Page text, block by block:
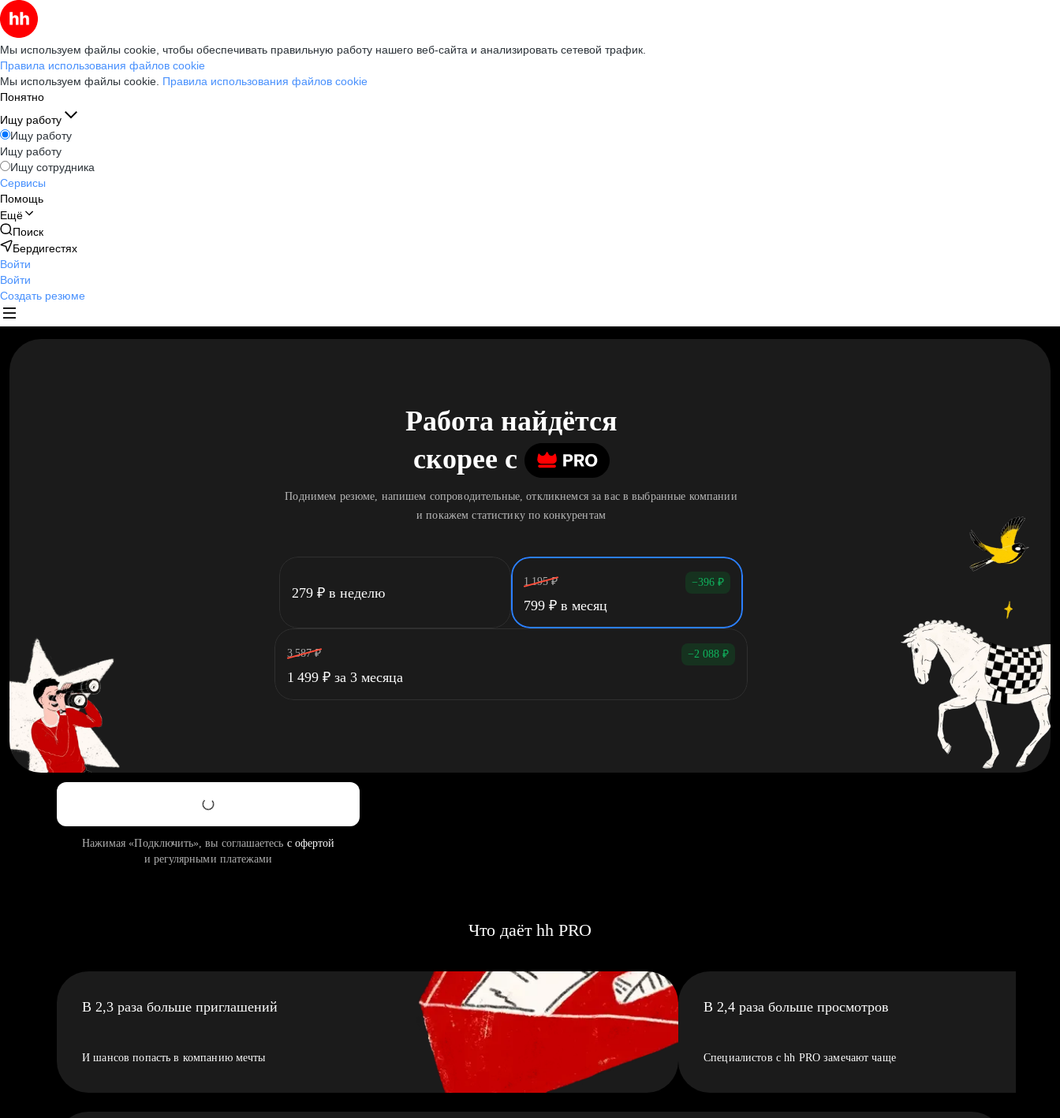
Мы используем файлы cookie, чтобы обеспечивать правильную работу нашего веб-сайта и анализировать сетевой трафик.
Правила использования файлов cookie
Мы используем файлы cookie. Правила использования файлов cookie
Понятно
Ищу работу
Ищу работу
Ищу работу
Ищу сотрудника
Сервисы
Помощь
Ещё
Поиск
Бердигестях
Войти
Войти
Создать резюме
Работа найдётся
скорее c
Поднимем резюме, напишем сопроводительные, откликнемся за вас в выбранные компании
и покажем статистику по конкурентам
279 ₽ в неделю
1 195 ₽ −396 ₽
799 ₽ в месяц
3 587 ₽ −2 088 ₽
1 499 ₽ за 3 месяца
Нажимая «Подключить», вы соглашаетесь с офертой
и регулярными платежами
Что даёт hh PRO
В 2,3 раза больше приглашений
И шансов попасть в компанию мечты
В 2,4 раза больше просмотров
Специалистов с hh PRO замечают чаще